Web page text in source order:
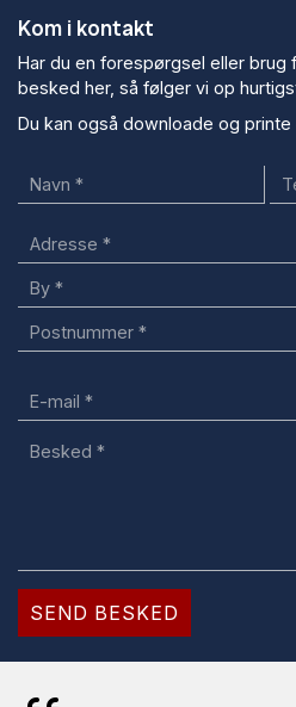
Kom i kontakt
Har du en forespørgsel eller brug
besked her, så følger vi op
Du kan også downloade og printe
Adresse
Adresse
By
Postnummer